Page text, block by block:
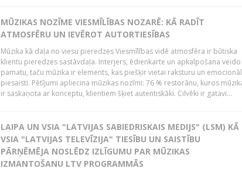
MŪZIKAS NOZĪME VIESMĪLĪBAS NOZARĒ: KĀ RADĪT
ATMOSFĒRU UN IEVĒROT AUTORTIESĪBAS
Mūzika kā daļa no viesu pieredzes Viesmīlības vidē atmosfēra ir būtiska
klientu pieredzes sastāvdaļa. Interjers, ēdienkarte un apkalpošana veido
pamatu, taču mūzika ir elements, kas piešķir vietai raksturu un
piesaisti. Pētījumi apliecina mūzikas nozīmi: 76 % restorānu, kuros
ir saskaņota ar konceptu, klientiem šķiet autentiskāki. Cilvēki ir gatavi...
LAIPA UN VSIA "LATVIJAS SABIEDRISKAIS MEDIJS" (LSM) KĀ
VSIA "LATVIJAS TELEVĪZIJA" TIESĪBU UN SAISTĪBU
PĀRŅĒMĒJA NOSLĒDZ IZLĪGUMU PAR MŪZIKAS
IZMANTOŠANU LTV PROGRAMMĀS